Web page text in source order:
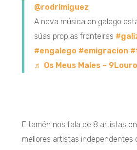
@rodrimiguez
A nova música en galego
súas propias fronteiras
#engalego #emigracion
♬ Os Meus Males –
E tamén nos fala de 8 artistas
mellores artistas independentes